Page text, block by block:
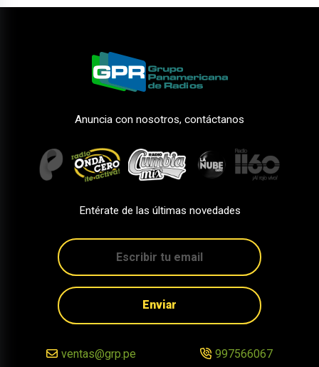
Anuncia con nosotros, contáctanos
Entérate de las últimas novedades
Enviar
ventas@grp.pe 997566067